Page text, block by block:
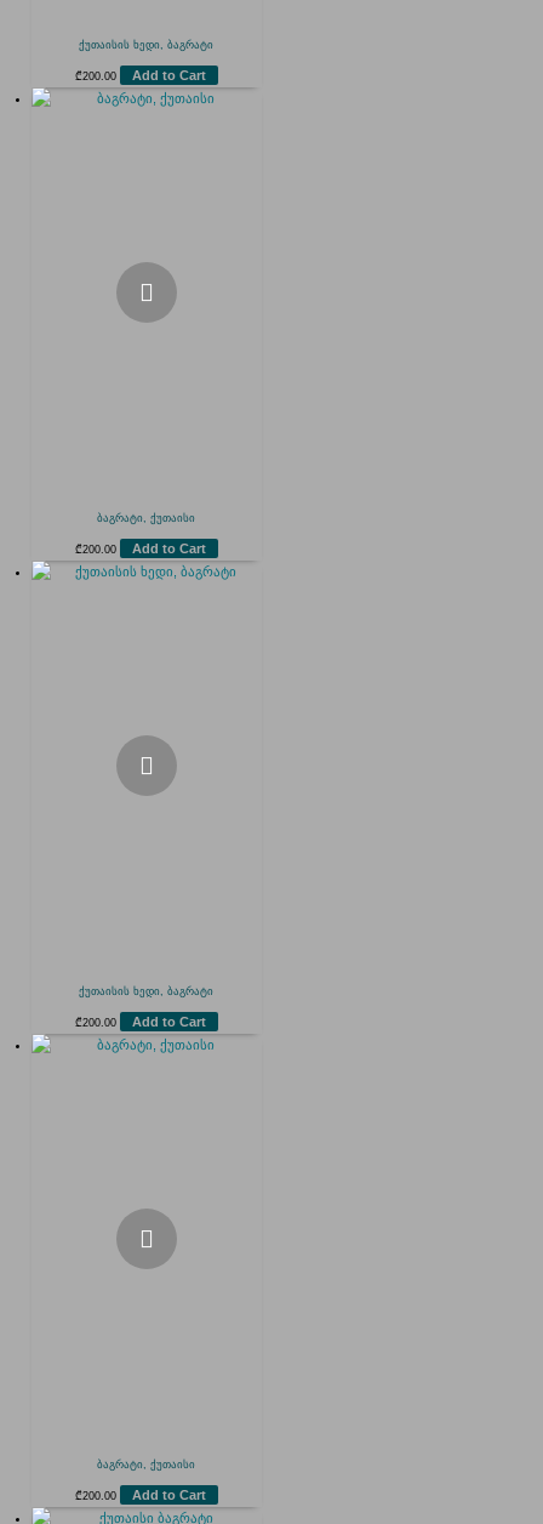
ქუთაისის ხედი, ბაგრატი
₾200.00 Add to Cart
ბაგრატი, ქუთაისი
₾200.00 Add to Cart
ქუთაისის ხედი, ბაგრატი
₾200.00 Add to Cart
ბაგრატი, ქუთაისი
₾200.00 Add to Cart